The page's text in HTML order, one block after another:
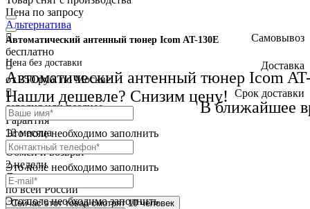
Автоматический антенный тюнер Icom AT-130E
Цена без доставки
Автоматический антенный тюнер Icom
Нашли дешевле? Снизим цену!
Это поле необходимо заполнить
Это поле необходимо заполнить
Это поле необходимо заполнить
В ближайшее
Цена по запросу
Альтернатива
Самовывоз
бесплатно
Доставка
от 250 руб. по Москве
Cрок доставки
сегодня или позднее
Гарантия
12 месяца
Обмен и возврат
2 недели
Доставка
по всей России
Сейчас этот товарсмотрят 10 человек